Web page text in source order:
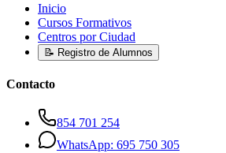
Inicio
Cursos Formativos
Centros por Ciudad
📝 Registro de Alumnos
Contacto
854 701 254
WhatsApp: 695 750 305